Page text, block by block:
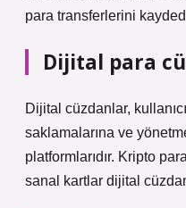
para transferlerini
Dijital para
Dijital cüzdanlar,
saklamalarına ve
platformlarıdır. Kripto
sanal kartlar dijital